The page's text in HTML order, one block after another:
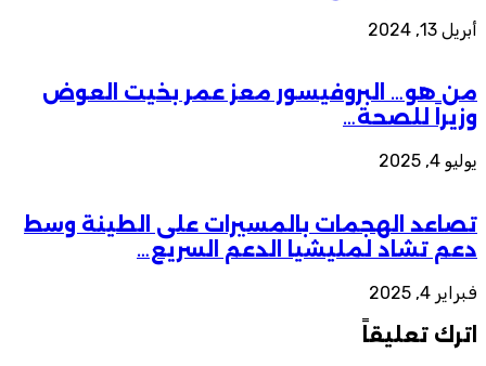
أبريل 13, 2024
من هو… البروفيسور معز عمر بخيت العوض
وزيراً للصحة…
يوليو 4, 2025
تصاعد الهجمات بالمسيرات على الطينة وسط
دعم تشاد لمليشيا الدعم السريع…
فبراير 4, 2025
اترك تعليقاً